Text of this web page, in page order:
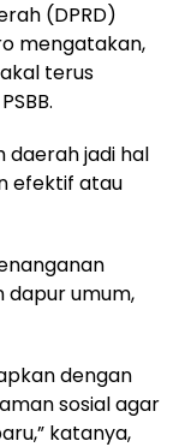
(DPRD)
mengatakan,
terus
daerah jadi hal
efektif atau
dapur umum,
dengan
sosial agar
katanya,